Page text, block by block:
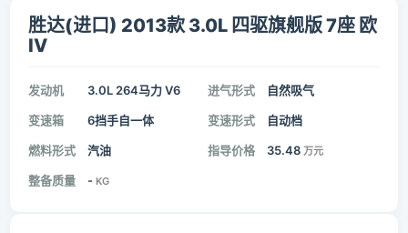
胜达(进口) 2013款 3.0L 四驱旗舰版 7座 欧
IV
发动机 3.0L 264马力 V6 进气形式 自然吸气
变速箱 6挡手自一体 变速形式 自动档
燃料形式 汽油 指导价格 35.48 万元
整备质量 - KG